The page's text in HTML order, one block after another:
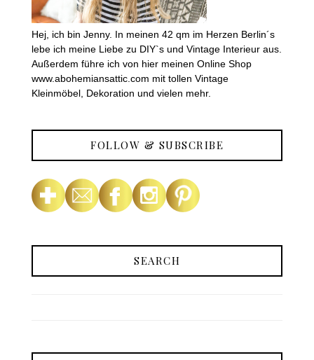
Hej, ich bin Jenny. In meinen 42 qm im Herzen Berlin´s
lebe ich meine Liebe zu DIY`s und Vintage Interieur aus.
Außerdem führe ich von hier meinen Online Shop
www.abohemiansattic.com mit tollen Vintage
Kleinmöbel, Dekoration und vielen mehr.
FOLLOW & SUBSCRIBE
SEARCH